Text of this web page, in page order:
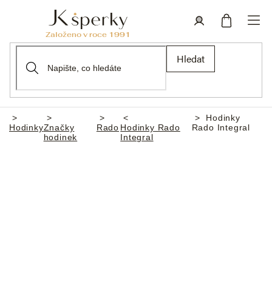
Hledat
Domů
HodinkyZnačky
hodinek
Rado Hodinky Rado
Integral
Hodinky
Rado Integral